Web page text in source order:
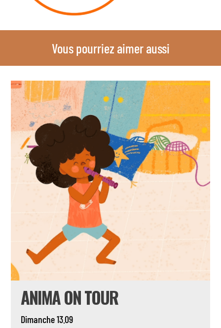
Vous pourriez aimer aussi
ANIMA ON TOUR
Dimanche 13.09